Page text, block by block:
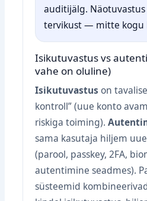
auditijälg. Näotuvastus
tervikust — mitte kogu
Isikutuvastus vs
vahe on oluline)
Isikutuvastus on
kontroll” (uue konto
riskiga toiming).
sama kasutaja hiljem
(parool, passkey, 2FA,
autentimine seadmes).
süsteemid